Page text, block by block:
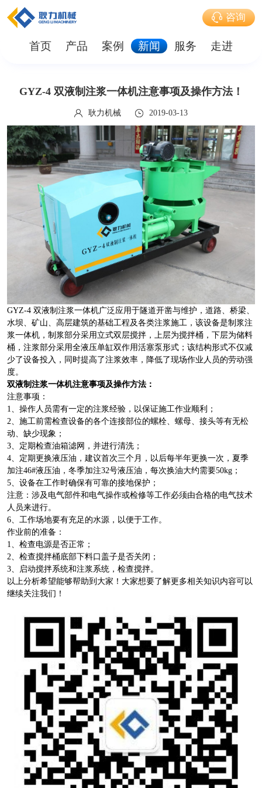
咨询
首页 产品 案例 新闻 服务 走进
GYZ-4 双液制注浆一体机注意事项及操作方法！
耿力机械 2019-03-13
GYZ-4 双液制注浆一体机广泛应用于隧道开凿与维护，道路、桥梁、
水坝、矿山、高层建筑的基础工程及各类注浆施工，该设备是制浆注
浆一体机，制浆部分采用立式双层搅拌，上层为搅拌桶，下层为储料
桶，注浆部分采用全液压单缸双作用活塞泵形式；该结构形式不仅减
少了设备投入，同时提高了注浆效率，降低了现场作业人员的劳动强
度。
双液制注浆一体机注意事项及操作方法：
注意事项：
1、操作人员需有一定的注浆经验，以保证施工作业顺利；
2、施工前需检查设备的各个连接部位的螺栓、螺母、接头等有无松
动、缺少现象；
3、定期检查油箱滤网，并进行清洗；
4、定期更换液压油，建议首次三个月，以后每半年更换一次，夏季
加注46#液压油，冬季加注32号液压油，每次换油大约需要50kg；
5、设备在工作时确保有可靠的接地保护；
注意：涉及电气部件和电气操作或检修等工作必须由合格的电气技术
人员来进行。
6、工作场地要有充足的水源，以便于工作。
作业前的准备：
1、检查电源是否正常；
2、检查搅拌桶底部下料口盖子是否关闭；
3、启动搅拌系统和注浆系统，检查搅拌。
以上分析希望能够帮助到大家！大家想要了解更多相关知识内容可以
继续关注我们！